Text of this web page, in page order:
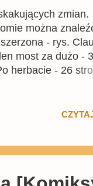
zmian.
można
- rys.
most za dużo -
herbacie - 26
też m.in.